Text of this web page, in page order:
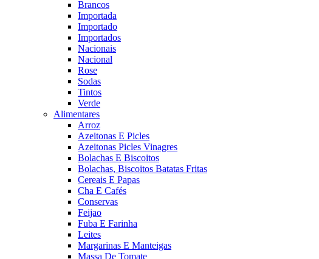
Brancos
Importada
Importado
Importados
Nacionais
Nacional
Rose
Sodas
Tintos
Verde
Alimentares
Arroz
Azeitonas E Picles
Azeitonas Picles Vinagres
Bolachas E Biscoitos
Bolachas, Biscoitos Batatas Fritas
Cereais E Papas
Cha E Cafés
Conservas
Feijao
Fuba E Farinha
Leites
Margarinas E Manteigas
Massa De Tomate